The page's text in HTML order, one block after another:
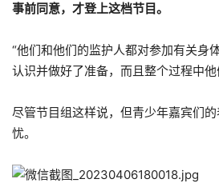
事前同意，才登上这档节目。
“他们和他们的监护人都对参加有关身
认识并做好了准备，而且整个过程中
尽管节目组这样说，但青少年嘉宾们
忧。